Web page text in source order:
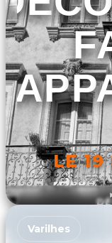
LE 19
Varilhes